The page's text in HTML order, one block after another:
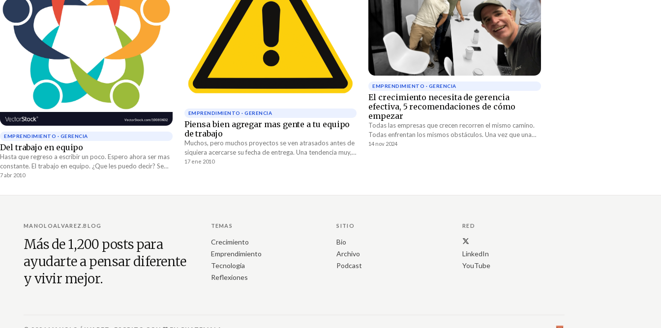
EMPRENDIMIENTO · GERENCIA
Del trabajo en equipo
Hasta que regreso a escribir un poco. Espero ahora ser mas
constante. El trabajo en equipo. ¿Que les puedo decir? Se
toma como algo que hacen los equipos...
7 abr 2010
EMPRENDIMIENTO · GERENCIA
Piensa bien agregar mas gente a tu equipo
de trabajo
Muchos, pero muchos proyectos se ven atrasados antes de
siquiera acercarse su fecha de entrega. Una tendencia muy,
pero muy popular es "agreguemos más gente al...
17 ene 2010
EMPRENDIMIENTO · GERENCIA
El crecimiento necesita de gerencia
efectiva, 5 recomendaciones de cómo
empezar
Todas las empresas que crecen recorren el mismo camino.
Todas enfrentan los mismos obstáculos. Una vez que una
empresa tiene más de 20 a 25 colaboradores es momento
14 nov 2024
MANOLOALVAREZ.BLOG
Más de 1,200 posts para
ayudarte a pensar diferente
y vivir mejor.
TEMAS
Crecimiento
Emprendimiento
Tecnología
Reflexiones
SITIO
Bio
Archivo
Podcast
RED
LinkedIn
YouTube